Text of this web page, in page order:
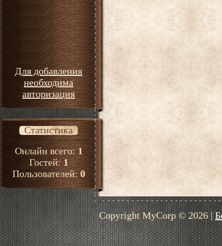
Для добавления
необходима
авторизация
Статистика
Онлайн всего:1
Гостей:1
Пользователей:0
Copyright MyCorp © 2026|